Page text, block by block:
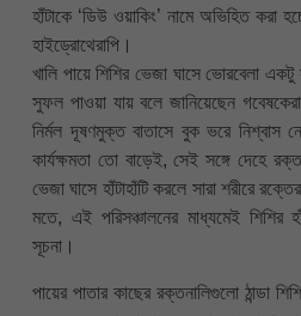
হাঁটাকে ‘ডিউ ওয়াকিং’ নামে অভিহিত করা
হাইড্রোথেরাপি।
খালি পায়ে শিশির ভেজা ঘাসে ভোরবেলা
সুফল পাওয়া যায় বলে জানিয়েছেন
নির্মল দূষণমুক্ত বাতাসে বুক ভরে নিশ্বাস
কার্যক্ষমতা তো বাড়েই, সেই সঙ্গে দেহে
ভেজা ঘাসে হাঁটাহাঁটি করলে সারা শরীরে
মতে, এই পরিসঞ্চালনের মাধ্যমেই শিশির
সূচনা।
পায়ের পাতার কাছের রক্তনালিগুলো ঠান্ডা